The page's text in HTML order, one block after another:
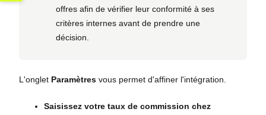
offres afin de vérifier leur conformité à ses
critères internes avant de prendre une
décision.
L'onglet Paramètres vous permet d'affiner l'intégration.
Saisissez votre taux de commission chez